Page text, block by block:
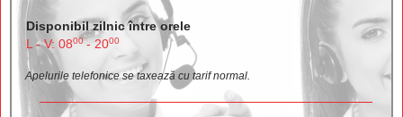
Disponibil zilnic între orele
L - V: 0800- 2000
Apelurile telefonice se taxează cu tarif normal.